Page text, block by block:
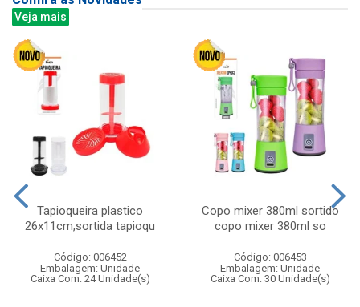
Veja mais
Tapioqueira plastico
26x11cm,sortida tapioqu
Código: 006452
Embalagem: Unidade
Caixa Com: 24 Unidade(s)
Copo mixer 380ml sortido
copo mixer 380ml so
Código: 006453
Embalagem: Unidade
Caixa Com: 30 Unidade(s)